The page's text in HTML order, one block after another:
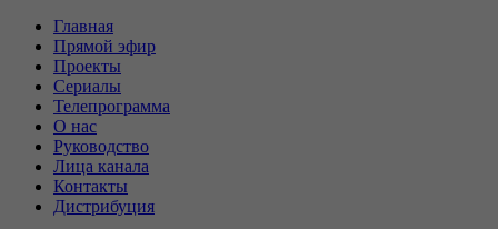
Главная
Прямой эфир
Проекты
Сериалы
Телепрограмма
О нас
Руководство
Лица канала
Контакты
Дистрибуция